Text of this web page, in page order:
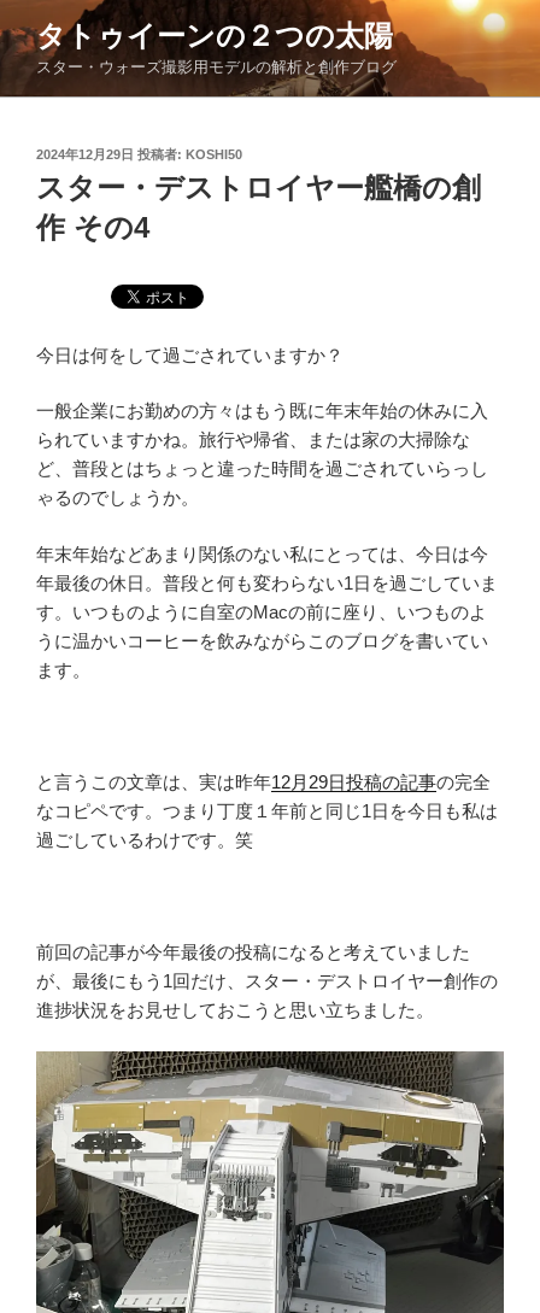
ン
ン
タトゥイーンの２つの太陽
スター・ウォーズ撮影用モデルの解析と創作ブログ
投
稿
日:
2024年12月29日 投稿者: KOSHI50
スター・デストロイヤー艦橋の創
作 その4
今日は何をして過ごされていますか？
一般企業にお勤めの方々はもう既に年末年始の休みに入
られていますかね。旅行や帰省、または家の大掃除な
ど、普段とはちょっと違った時間を過ごされていらっし
ゃるのでしょうか。
年末年始などあまり関係のない私にとっては、今日は今
年最後の休日。普段と何も変わらない1日を過ごしていま
す。いつものように自室のMacの前に座り、いつものよ
うに温かいコーヒーを飲みながらこのブログを書いてい
ます。
と言うこの文章は、実は昨年12月29日投稿の記事の完全
なコピペです。つまり丁度１年前と同じ1日を今日も私は
過ごしているわけです。笑
前回の記事が今年最後の投稿になると考えていました
が、最後にもう1回だけ、スター・デストロイヤー創作の
進捗状況をお見せしておこうと思い立ちました。